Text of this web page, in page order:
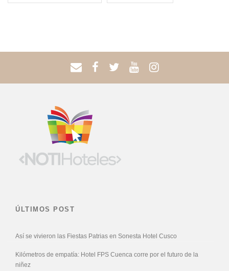
ÚLTIMOS POST
Así se vivieron las Fiestas Patrias en Sonesta Hotel Cusco
Kilómetros de empatía: Hotel FPS Cuenca corre por el futuro de la
niñez